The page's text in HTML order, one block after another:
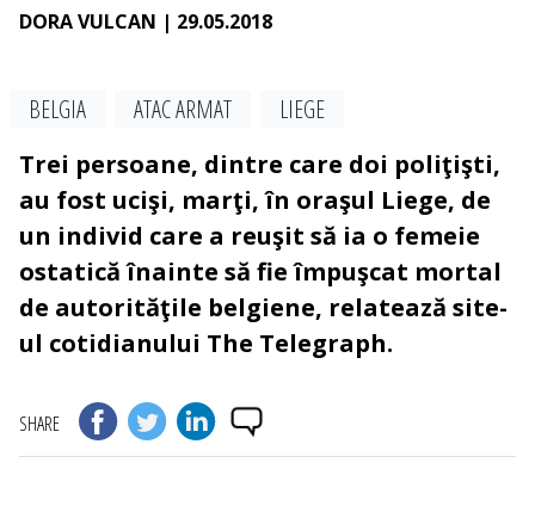
DORA VULCAN | 29.05.2018
BELGIA ATAC ARMAT
LIEGE
Trei persoane, dintre care doi poliţişti,
au fost ucişi, marţi, în oraşul Liege, de
un individ care a reuşit să ia o femeie
ostatică înainte să fie împuşcat mortal
de autorităţile belgiene, relatează site-
ul cotidianului The Telegraph.
SHARE